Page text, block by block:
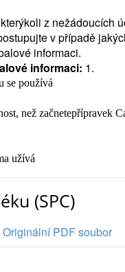
z nežádoucích
v případě
informaci.
informaci: 1.
se používá
než začnetepřípravek
užívá
se používá
(SPC)
Originální PDF soubor